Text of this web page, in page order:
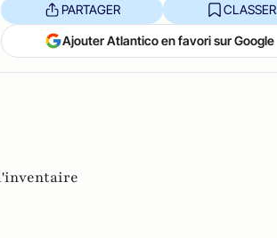
PARTAGER CLASSER
Ajouter Atlantico en favori sur Google